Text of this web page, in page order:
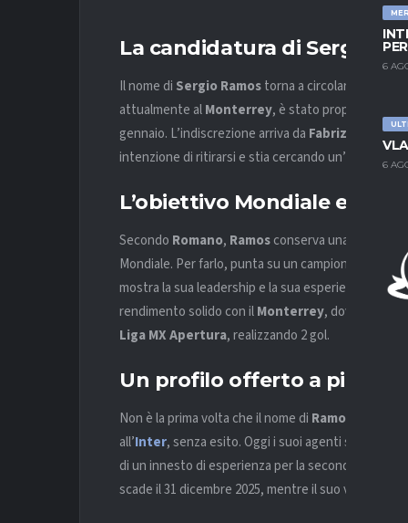
6
6
La candidatura di Sergio
Il nome di Sergio Ramostorna a circolare con
attualmente alMonterrey, è stato proposto al
gennaio. L’indiscrezione arriva da Fabrizio
intenzione di ritirarsi e stia cercando un’ultima
L’obiettivo Mondiale e il
Secondo Romano, Ramosconserva una piccola
Mondiale. Per farlo, punta su un campionato
mostra la sua leadership e la sua esperienza. Nel
rendimento solido con ilMonterrey, dove milita
Liga MX Apertura, realizzando 2 gol.
Un profilo offerto a più club
Non è la prima volta che il nome di Ramos
viene
all’Inter, senza esito. Oggi i suoi agenti stanno
di un innesto di esperienza per la seconda metà
scade il 31 dicembre 2025, mentre il suo valore di